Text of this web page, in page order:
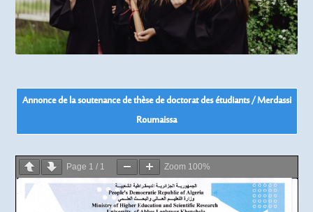
Annonce de la soutenance de thèse de doctorat des étudiants / Merdassi
Roumaissa
Page 1 / 1 Zoom 100%